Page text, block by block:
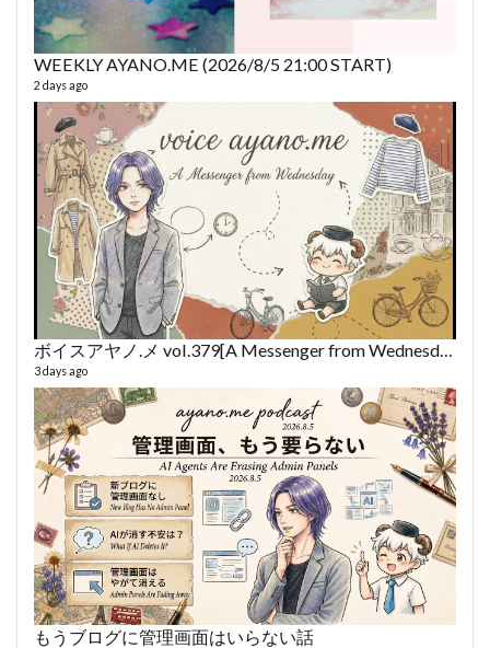
WEEKLY AYANO.ME (2026/8/5 21:00 START)
2 days ago
ボイスアヤノ.メ vol.379[A Messenger from Wednesday] (2026/8/5)
3 days ago
もうブログに管理画面はいらない話